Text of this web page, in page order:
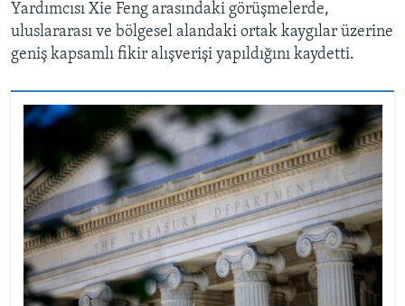
Yardımcısı Xie Feng arasındaki görüşmelerde,
uluslararası ve bölgesel alandaki ortak kaygılar üzerine
geniş kapsamlı fikir alışverişi yapıldığını kaydetti.